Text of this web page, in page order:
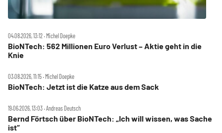
04.08.2026, 13:12 ‧ Michel Doepke
BioNTech: 562 Millionen Euro Verlust – Aktie geht in die
Knie
03.08.2026, 11:15 ‧ Michel Doepke
BioNTech: Jetzt ist die Katze aus dem Sack
19.06.2026, 13:03 ‧ Andreas Deutsch
Bernd Förtsch über BioNTech: „Ich will wissen, was Sache
ist“